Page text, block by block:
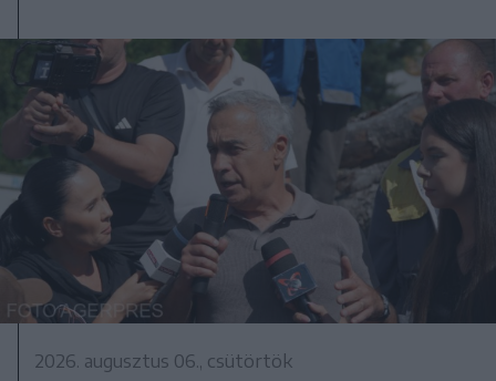
2026. augusztus 06., csütörtök